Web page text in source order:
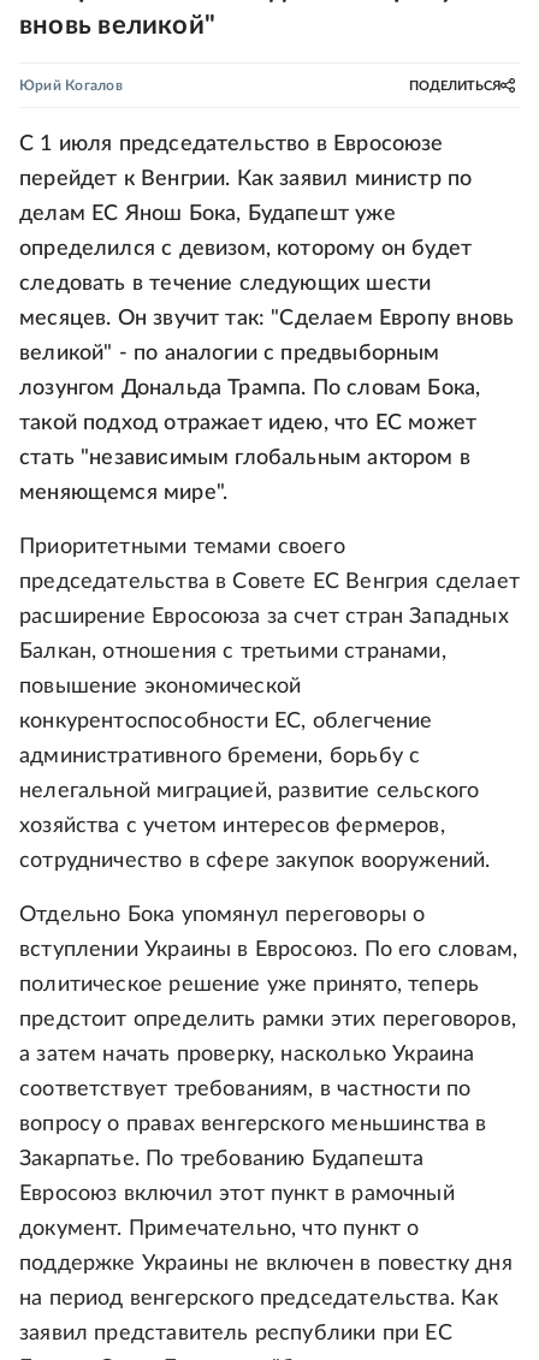
вновь великой"
Юрий Когалов ПОДЕЛИТЬСЯ
С 1 июля председательство в Евросоюзе
перейдет к Венгрии. Как заявил министр по
делам ЕС Янош Бока, Будапешт уже
определился с девизом, которому он будет
следовать в течение следующих шести
месяцев. Он звучит так: "Сделаем Европу вновь
великой" - по аналогии с предвыборным
лозунгом Дональда Трампа. По словам Бока,
такой подход отражает идею, что ЕС может
стать "независимым глобальным актором в
меняющемся мире".
Приоритетными темами своего
председательства в Совете ЕС Венгрия сделает
расширение Евросоюза за счет стран Западных
Балкан, отношения с третьими странами,
повышение экономической
конкурентоспособности ЕС, облегчение
административного бремени, борьбу с
нелегальной миграцией, развитие сельского
хозяйства с учетом интересов фермеров,
сотрудничество в сфере закупок вооружений.
Отдельно Бока упомянул переговоры о
вступлении Украины в Евросоюз. По его словам,
политическое решение уже принято, теперь
предстоит определить рамки этих переговоров,
а затем начать проверку, насколько Украина
соответствует требованиям, в частности по
вопросу о правах венгерского меньшинства в
Закарпатье. По требованию Будапешта
Евросоюз включил этот пункт в рамочный
документ. Примечательно, что пункт о
поддержке Украины не включен в повестку дня
на период венгерского председательства. Как
заявил представитель республики при ЕС